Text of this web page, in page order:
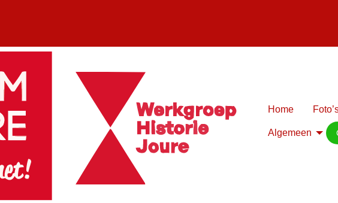
Home
Algemeen